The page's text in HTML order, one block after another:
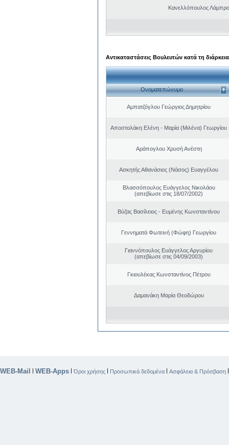
Κανελλόπουλος
Αντικαταστάσεις Βουλευτών κατά τη
Ονοματεπώνυμο
Αμπατζόγλου Γεώργιος Δημητρίου
Αποστολάκη Ελένη - Μαρία (Μιλένα) Γεωργίου
Αράπογλου Χρυσή Ανέστη
Ασκητής Αθανάσιος (Νάσος) Ευαγγέλου
Βλασσόπουλος Ευάγγελος Νικολάου
(απεβίωσε στις 18/07/2002)
Βύζας Βασίλειος - Ευμένης Κωνσταντίνου
Γεννηματά Φωτεινή (Φώφη) Γεωργίου
Γιαννόπουλος Ευάγγελος Αργυρίου
(απεβίωσε στις 04/09/2003)
Γκιουλέκας Κωνσταντίνος Πέτρου
Δαμανάκη Μαρία Θεοδώρου
WEB-Mail | WEB-Apps |Όροι χρήσης | Προσωπικά δεδομένα | Ασφάλεια & Πρόσβαση